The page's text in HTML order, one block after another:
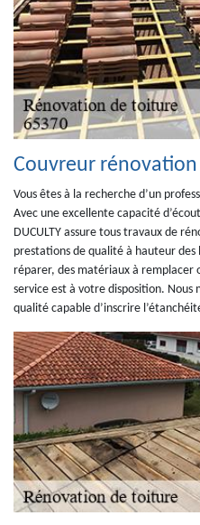
Couvreur
Vous êtes à la recherche d’un
Avec une excellente capacité
DUCULTY assure tous travaux de
prestations de qualité à hauteur des
réparer, des matériaux à remplacer
service est à votre disposition.
qualité capable d’inscrire